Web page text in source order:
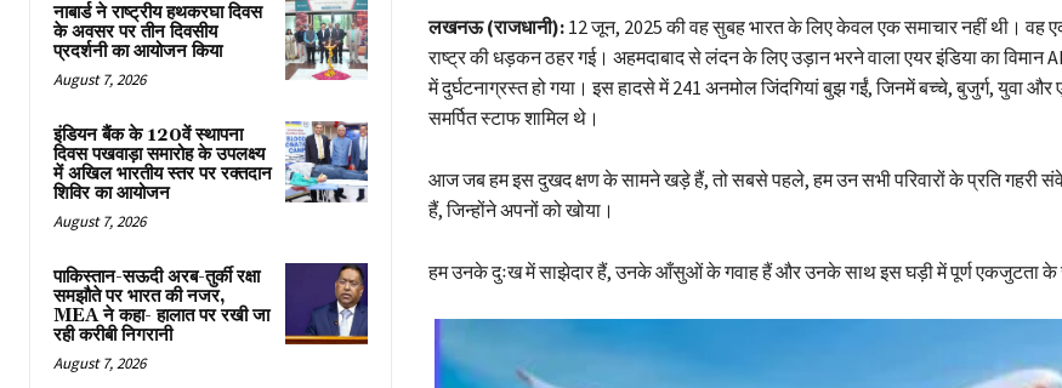
नाबार्ड ने राष्ट्रीय हथकरघा दिवस
के अवसर पर तीन दिवसीय
प्रदर्शनी का आयोजन किया
August 7, 2026
इंडियन बैंक के 120वें स्थापना
दिवस पखवाड़ा समारोह के उपलक्ष्य
में अखिल भारतीय स्तर पर रक्तदान
शिविर का आयोजन
August 7, 2026
पाकिस्तान-सऊदी अरब-तुर्की रक्षा
समझौते पर भारत की नजर,
MEA ने कहा- हालात पर रखी जा
रही करीबी निगरानी
August 7, 2026
लखनऊ (राजधानी):12 जून, 2025 की वह सुबह भारत के लिए केवल एक समाचार नहीं थी। वह
राष्ट्र की धड़कन ठहर गई। अहमदाबाद से लंदन के लिए उड़ान भरने वाला एयर इंडिया का विमान
में दुर्घटनाग्रस्त हो गया। इस हादसे में 241 अनमोल जिंदगियां बुझ गईं, जिनमें बच्चे, बुजुर्ग, युवा और
समर्पित स्टाफ शामिल थे।
आज जब हम इस दुखद क्षण के सामने खड़े हैं, तो सबसे पहले, हम उन सभी परिवारों के प्रति गहरी
हैं, जिन्होंने अपनों को खोया।
हम उनके दुःख में साझेदार हैं, उनके आँसुओं के गवाह हैं और उनके साथ इस घड़ी में पूर्ण एकजुटता